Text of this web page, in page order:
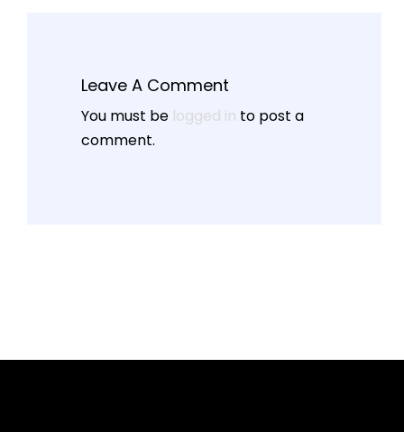
Leave A Comment
You must be logged in to post a
comment.